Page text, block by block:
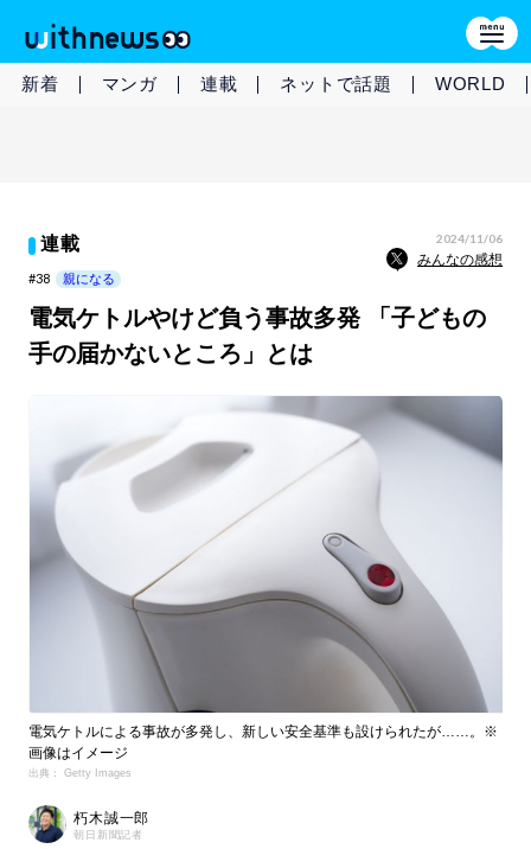
新着 マンガ 連載 ネットで話題 WORLD
連載 2024/11/06
みんなの感想
#38 親になる
電気ケトルやけど負う事故多発 「子どもの
手の届かないところ」とは
電気ケトルによる事故が多発し、新しい安全基準も設けられたが……。※
画像はイメージ
出典： Getty Images
朽木誠一郎
朝日新聞記者